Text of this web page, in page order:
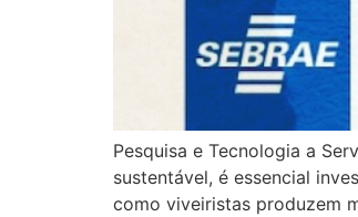
Pesquisa e Tecnologia a
sustentável, é essencial
como viveiristas produzem